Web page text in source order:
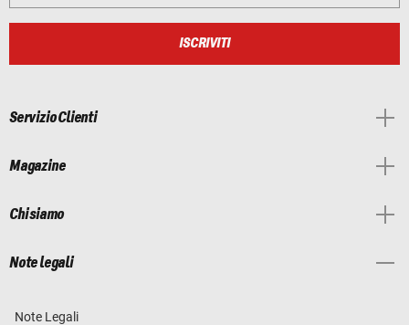
ISCRIVITI
Servizio Clienti
Magazine
Chi siamo
Note legali
Note Legali